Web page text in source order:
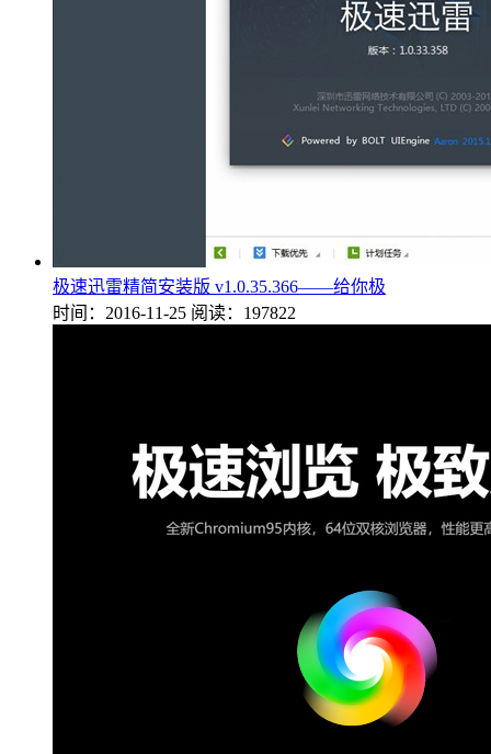
极速迅雷精简安装版 v1.0.35.366——给你极
时间：2016-11-25 阅读：197822